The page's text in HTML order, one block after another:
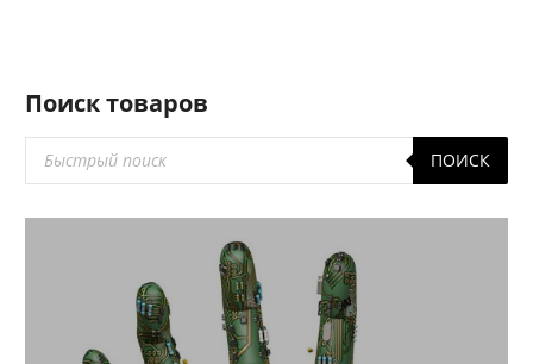
Поиск товаров
товаров
ПОИСК